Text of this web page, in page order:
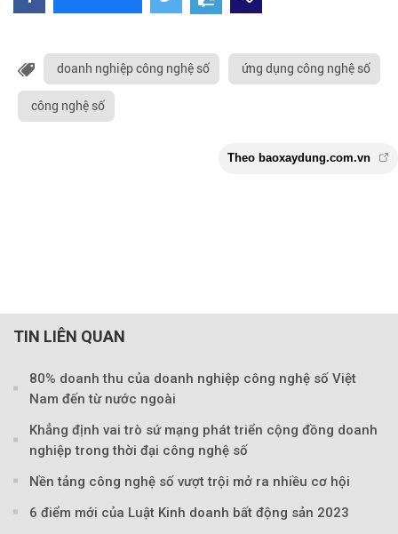
doanh nghiệp công nghệ số ứng dụng công nghệ số
công nghệ số
TIN LIÊN QUAN
80% doanh thu của doanh nghiệp công nghệ số Việt
Nam đến từ nước ngoài
Khẳng định vai trò sứ mạng phát triển cộng đồng doanh
nghiệp trong thời đại công nghệ số
Nền tảng công nghệ số vượt trội mở ra nhiều cơ hội
6 điểm mới của Luật Kinh doanh bất động sản 2023